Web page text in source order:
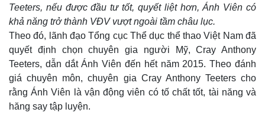
Teeters, nếu được đầu tư tốt, quyết liệt hơn, Ánh Viên có
khả năng trở thành VĐV vượt ngoài tầm châu lục.
Theo đó, lãnh đạo Tổng cục Thể dục thể thao Việt Nam đã
quyết định chọn chuyên gia người Mỹ, Cray Anthony
Teeters, dẫn dắt Ánh Viên đến hết năm 2015. Theo đánh
giá chuyên môn, chuyên gia Cray Anthony Teeters cho
rằng Ánh Viên là vận động viên có tố chất tốt, tài năng và
hăng say tập luyện.